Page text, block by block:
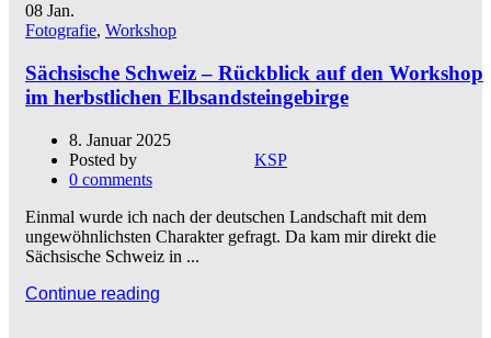
08 Jan.
Fotografie, Workshop
Sächsische Schweiz – Rückblick auf den Workshop
im herbstlichen Elbsandsteingebirge
8. Januar 2025
Posted by
KSP
0 comments
Einmal wurde ich nach der deutschen Landschaft mit dem
ungewöhnlichsten Charakter gefragt. Da kam mir direkt die
Sächsische Schweiz in ...
Continue reading